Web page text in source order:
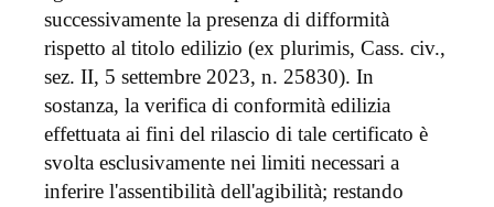
successivamente la presenza di difformità
rispetto al titolo edilizio (ex plurimis, Cass. civ.,
sez. II, 5 settembre 2023, n. 25830). In
sostanza, la verifica di conformità edilizia
effettuata ai fini del rilascio di tale certificato è
svolta esclusivamente nei limiti necessari a
inferire l'assentibilità dell'agibilità; restando